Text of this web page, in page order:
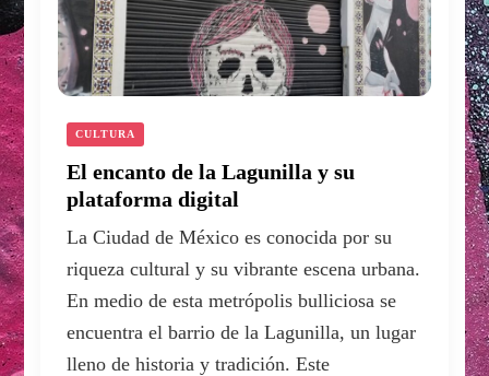
CULTURA
El encanto de la Lagunilla y su
plataforma digital
La Ciudad de México es conocida por su
riqueza cultural y su vibrante escena urbana.
En medio de esta metrópolis bulliciosa se
encuentra el barrio de la Lagunilla, un lugar
lleno de historia y tradición. Este